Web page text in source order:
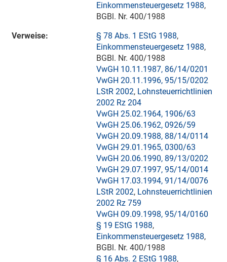
Einkommensteuergesetz 1988,
BGBl. Nr. 400/1988
Verweise:
§ 78 Abs. 1 EStG 1988,
Einkommensteuergesetz 1988,
BGBl. Nr. 400/1988
VwGH 10.11.1987, 86/14/0201
VwGH 20.11.1996, 95/15/0202
LStR 2002, Lohnsteuerrichtlinien
2002 Rz 204
VwGH 25.02.1964, 1906/63
VwGH 25.06.1962, 0926/59
VwGH 20.09.1988, 88/14/0114
VwGH 29.01.1965, 0300/63
VwGH 20.06.1990, 89/13/0202
VwGH 29.07.1997, 95/14/0014
VwGH 17.03.1994, 91/14/0076
LStR 2002, Lohnsteuerrichtlinien
2002 Rz 759
VwGH 09.09.1998, 95/14/0160
§ 19 EStG 1988,
Einkommensteuergesetz 1988,
BGBl. Nr. 400/1988
§ 16 Abs. 2 EStG 1988,